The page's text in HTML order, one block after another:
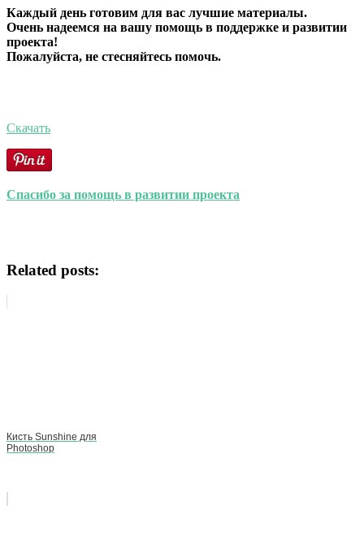
Каждый день готовим для вас лучшие материалы.
Очень надеемся на вашу помощь в поддержке и развитии
проекта!
Пожалуйста, не стесняйтесь помочь.
Скачать
Спасибо за помощь в развитии проекта
Related posts:
Кисть Sunshine для
Photoshop